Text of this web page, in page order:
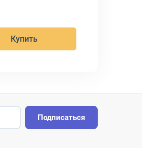
Купить
Подписаться